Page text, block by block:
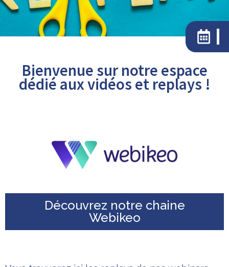
Vidéos
Bienvenue sur notre espace
dédié aux vidéos et replays !
Découvrez notre chaine
Webikeo